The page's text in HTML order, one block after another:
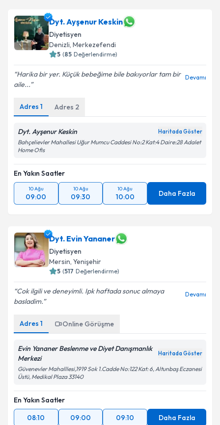
Dyt. Ayşenur Keskin
Diyetisyen
Denizli, Merkezefendi
5 (85 Değerlendirme)
Harika bir yer. Küçük bebeğime bile bakıyorlar tam bir
aile...
Devamı
Adres 1 Adres 2
Dyt. Ayşenur Keskin Haritada Göster
Bahçelievler Mahallesi Uğur Mumcu Caddesi No:2 Kat:4 Daire:28 Adalet
Home Ofis
En Yakın Saatler
10 Ağu
09:00
10 Ağu
09:30
10 Ağu
10:00 Daha Fazla
Dyt. Evin Yananer
Diyetisyen
Mersin, Yenişehir
5 (517 Değerlendirme)
Cok ilgili ve deneyimli. Ipk haftada sonuc almaya
basladim.
Devamı
Adres 1 Online Görüşme
Evin Yananer Beslenme ve Diyet Danışmanlık
Merkezi
Haritada Göster
Güvenevler Mahalllesi,1919 Sok 1.Cadde No:122 Kat: 6, Altunbaş Eczanesi
Üstü, Medikal Plaza 33140
En Yakın Saatler
08:10
09:00 09:10 Daha Fazla